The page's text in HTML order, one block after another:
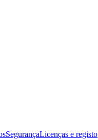
SegurançaLicenças e registo